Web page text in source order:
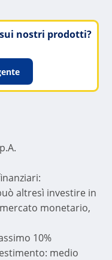
nostri prodotti?
altresì investire in
monetario,
10%
medio